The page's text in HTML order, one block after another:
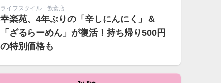
ライフスタイル 飲食店
幸楽苑、4年ぶりの「辛しにんにく」＆
「ざるらーめん」が復活！持ち帰り500円
の特別価格も